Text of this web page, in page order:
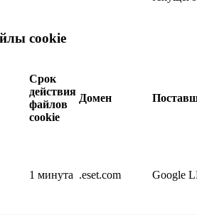
cookie
Срок
действия
файлов
cookie
Домен
1 минута .eset.com Google